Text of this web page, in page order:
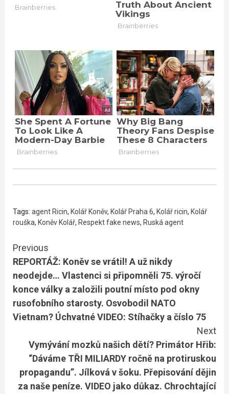
Tags: agent Ricin, Kolář Koněv, Kolář Praha 6, Kolář ricin, Kolář
rouška, Koněv Kolář, Respekt fake news, Ruská agent
Continue
Reading
Previous
REPORTÁŽ: Koněv se vrátil! A už nikdy
neodejde… Vlastenci si připomněli 75. výročí
konce války a založili poutní místo pod okny
rusofobního starosty. Osvobodil NATO
Vietnam? Úchvatné VIDEO: Stíhačky a číslo 75
Next
Vymývání mozků našich dětí? Primátor Hřib:
“Dáváme TŘI MILIARDY ročně na protiruskou
propagandu”. Jílková v šoku. Přepisování dějin
za naše peníze. VIDEO jako důkaz. Chrochtající